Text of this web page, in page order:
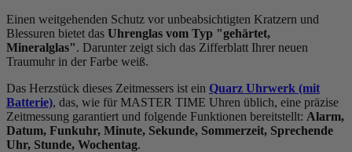
Einen weitgehenden Schutz vor unbeabsichtigten Kratzern und
Blessuren bietet das Uhrenglas vom Typ "gehärtet,
Mineralglas". Darunter zeigt sich das Zifferblatt Ihrer neuen
Traumuhr in der Farbe weiß.
Das Herzstück dieses Zeitmessers ist ein Quarz Uhrwerk (mit
Batterie), das, wie für MASTER TIME Uhren üblich, eine präzise
Zeitmessung garantiert und folgende Funktionen bereitstellt: Alarm,
Datum, Funkuhr, Minute, Sekunde, Sommerzeit, Sprechende
Uhr, Stunde, Wochentag.